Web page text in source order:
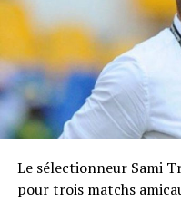
Le sélectionneur Sami
pour trois matchs